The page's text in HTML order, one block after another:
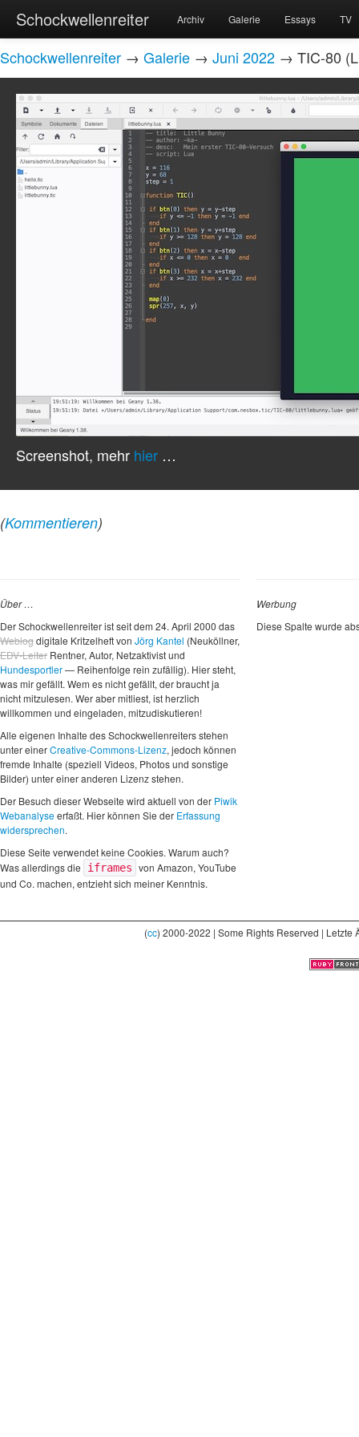
Schockwellenreiter Archiv Galerie Essays TV
Schockwellenreiter → Galerie → Juni 2022 → TIC-80
Screenshot, mehr hier …
(Kommentieren)
Über …
Der Schockwellenreiter ist seit dem 24. April 2000 das
Weblogdigitale Kritzelheft von Jörg Kantel (Neuköllner,
EDV-Leiter Rentner, Autor, Netzaktivist und
Hundesportler— Reihenfolge rein zufällig). Hier steht,
was mir gefällt. Wem es nicht gefällt, der braucht ja
nicht mitzulesen. Wer aber mitliest, ist herzlich
willkommen und eingeladen, mitzudiskutieren!
Alle eigenen Inhalte des Schockwellenreiters stehen
unter einerCreative-Commons-Lizenz, jedoch können
fremde Inhalte (speziell Videos, Photos und sonstige
Bilder) unter einer anderen Lizenz stehen.
Der Besuch dieser Webseite wird aktuell von der Piwik
Webanalyseerfaßt. Hier können Sie der Erfassung
widersprechen.
Diese Seite verwendet keine Cookies. Warum auch?
Was allerdings die
iframes von Amazon, YouTube
und Co. machen, entzieht sich meiner Kenntnis.
Werbung
Diese Spalte wurde
(cc) 2000-2022 | Some Rights Reserved |